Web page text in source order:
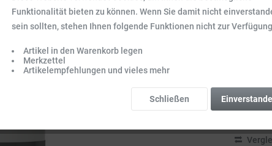
Preise
Funktionalität bieten zu können. Wenn Sie damit nicht
sein sollten, stehen Ihnen folgende Funktionen nicht zur
Artikel in den Warenkorb legen
Merkzettel
Artikelempfehlungen und vieles mehr
Schließen